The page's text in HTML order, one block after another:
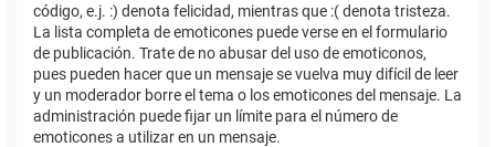
código, e.j. :) denota felicidad, mientras que :( denota tristeza.
La lista completa de emoticones puede verse en el formulario
de publicación. Trate de no abusar del uso de emoticonos,
pues pueden hacer que un mensaje se vuelva muy difícil de leer
y un moderador borre el tema o los emoticones del mensaje. La
administración puede fijar un límite para el número de
emoticones a utilizar en un mensaje.